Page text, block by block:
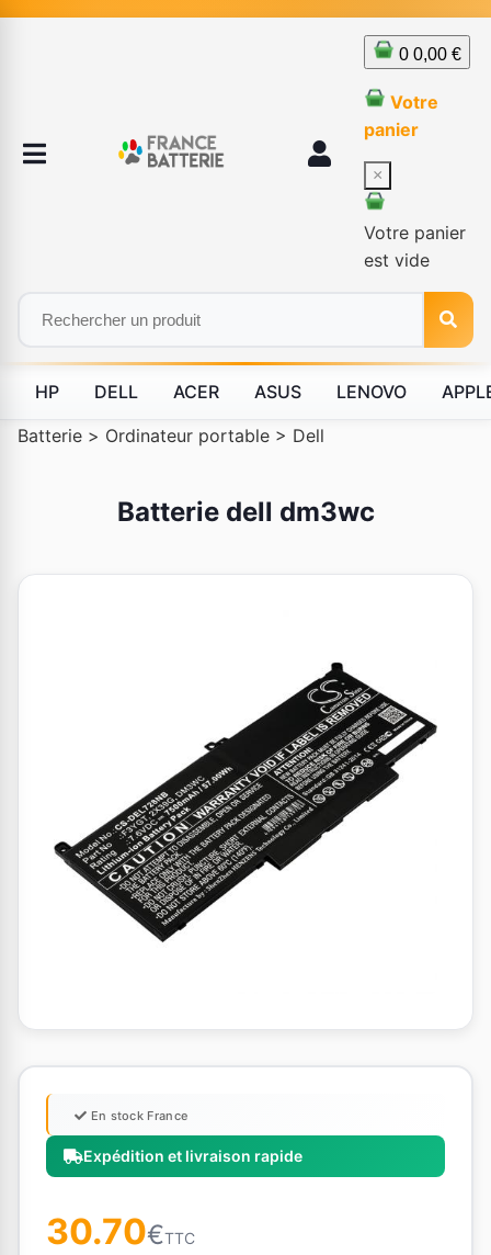
0 0,00 €
Votre
panier
×
Votre panier
est vide
HP DELL ACER ASUS LENOVO
Batterie > Ordinateur portable > Dell
Batterie dell dm3wc
Expédition et livraison rapide
En stock France
30.70€TTC